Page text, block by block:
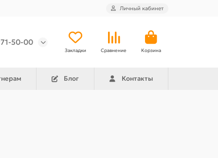
Личный кабинет
50-00
Закладки Сравнение Корзина
Блог Контакты